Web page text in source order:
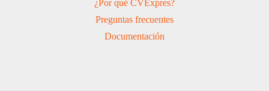
¿Por qué CVExpres?
Preguntas frecuentes
Documentación